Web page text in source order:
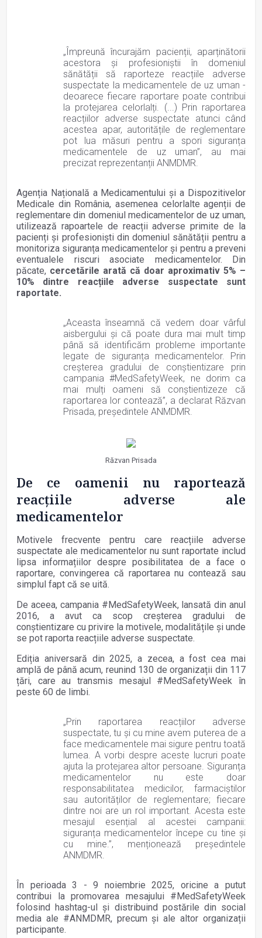
„Împreună încurajăm pacienții, aparținătorii
acestora și profesioniștii în domeniul
sănătății să raporteze reacțiile adverse
suspectate la medicamentele de uz uman -
deoarece fiecare raportare poate contribui
la protejarea celorlalți. (...) Prin raportarea
reacțiilor adverse suspectate atunci când
acestea apar, autoritățile de reglementare
pot lua măsuri pentru a spori siguranța
medicamentele de uz uman”, au mai
precizat reprezentanții ANMDMR.
Agenția Națională a Medicamentului și a Dispozitivelor
Medicale din România, asemenea celorlalte agenții de
reglementare din domeniul medicamentelor de uz uman,
utilizează rapoartele de reacții adverse primite de la
pacienți și profesioniști din domeniul sănătății pentru a
monitoriza siguranța medicamentelor și pentru a preveni
eventualele riscuri asociate medicamentelor. Din
păcate, cercetările arată că doar aproximativ 5% –
10% dintre reacțiile adverse suspectate sunt
raportate.
„Aceasta înseamnă că vedem doar vârful
aisbergului și că poate dura mai mult timp
până să identificăm probleme importante
legate de siguranța medicamentelor. Prin
creșterea gradului de conștientizare prin
campania #MedSafetyWeek, ne dorim ca
mai mulți oameni să conștientizeze că
raportarea lor contează”, a declarat Răzvan
Prisada, președintele ANMDMR.
Răzvan Prisada
De ce oamenii nu raportează
reacțiile adverse ale
medicamentelor
Motivele frecvente pentru care reacțiile adverse
suspectate ale medicamentelor nu sunt raportate includ
lipsa informațiilor despre posibilitatea de a face o
raportare, convingerea că raportarea nu contează sau
simplul fapt că se uită.
De aceea, campania #MedSafetyWeek, lansată din anul
2016, a avut ca scop creșterea gradului de
conștientizare cu privire la motivele, modalitățile și unde
se pot raporta reacțiile adverse suspectate.
Ediția aniversară din 2025, a zecea, a fost cea mai
amplă de până acum, reunind 130 de organizații din 117
țări, care au transmis mesajul #MedSafetyWeek în
peste 60 de limbi.
„Prin raportarea reacțiilor adverse
suspectate, tu și cu mine avem puterea de a
face medicamentele mai sigure pentru toată
lumea. A vorbi despre aceste lucruri poate
ajuta la protejarea altor persoane. Siguranța
medicamentelor nu este doar
responsabilitatea medicilor, farmaciștilor
sau autorităților de reglementare; fiecare
dintre noi are un rol important. Acesta este
mesajul esențial al acestei campanii:
siguranța medicamentelor începe cu tine și
cu mine.”, menționează președintele
ANMDMR.
În perioada 3 - 9 noiembrie 2025, oricine a putut
contribui la promovarea mesajului #MedSafetyWeek
folosind hashtag-ul și distribuind postările din social
media ale #ANMDMR, precum și ale altor organizații
participante.